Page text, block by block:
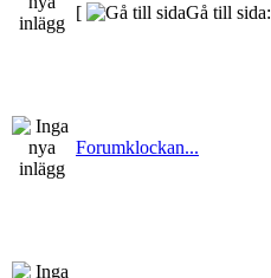
[
Gå till sida:
Forumklockan...